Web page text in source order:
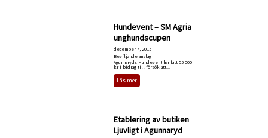
Hundevent – SM Agria
unghundscupen
december 7, 2015
Beviljande anslag
Agunnaryds Hundevent har fått 55 000
kr i bidrag till försök att...
Läs mer
Etablering av butiken
Ljuvligt i Agunnaryd